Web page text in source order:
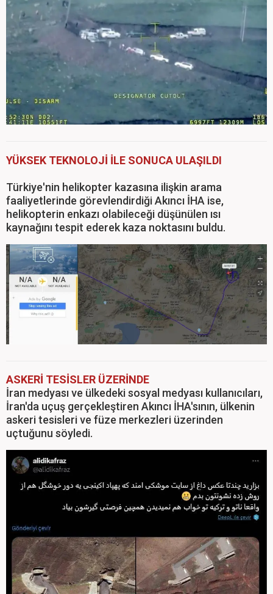
YÜKSEK TEKNOLOJİ İLE SONUCA ULAŞILDI
Türkiye'nin helikopter kazasına ilişkin arama
faaliyetlerinde görevlendirdiği Akıncı İHA ise,
helikopterin enkazı olabileceği düşünülen ısı
kaynağını tespit ederek kaza noktasını buldu.
ASKERİ TESİSLER ÜZERİNDE
İran medyası ve ülkedeki sosyal medyası kullanıcıları,
İran'da uçuş gerçekleştiren Akıncı İHA'sının, ülkenin
askeri tesisleri ve füze merkezleri üzerinden
uçtuğunu söyledi.